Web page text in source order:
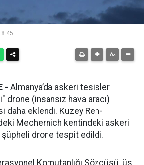
- Almanya’da askeri tesisler
drone (insansız hava aracı)
daha eklendi. Kuzey Ren-
Mechernich kentindeki askeri
drone tespit edildi.
Komutanlığı Sözcüsü, üs